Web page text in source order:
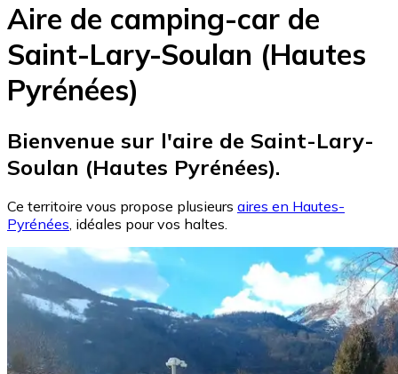
Aire de camping-car de
Saint-Lary-Soulan (Hautes
Pyrénées)
Bienvenue sur l'aire de Saint-Lary-
Soulan (Hautes Pyrénées).
Ce territoire vous propose plusieurs aires en Hautes-
Pyrénées, idéales pour vos haltes.